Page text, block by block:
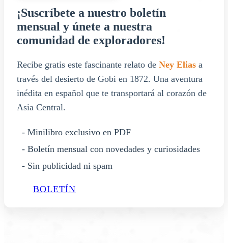
¡Suscríbete a nuestro boletín
mensual y únete a nuestra
comunidad de exploradores!
Recibe gratis este fascinante relato de Ney Elias a
través del desierto de Gobi en 1872. Una aventura
inédita en español que te transportará al corazón de
Asia Central.
- Minilibro exclusivo en PDF
- Boletín mensual con novedades y curiosidades
- Sin publicidad ni spam
BOLETÍN